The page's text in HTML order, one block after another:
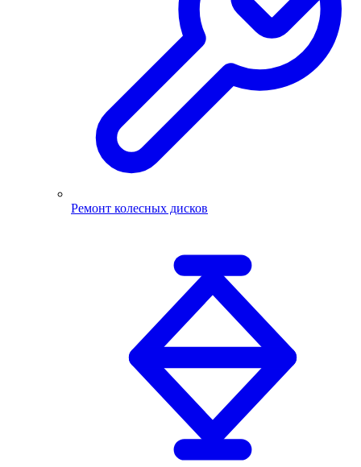
Ремонт колесных дисков